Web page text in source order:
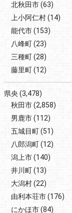
北秋田市(63)
上小阿仁村(14)
能代市(153)
八峰町(23)
三種町(28)
藤里町(12)
県央(3,478)
秋田市(2,858)
男鹿市(112)
五城目町(51)
八郎潟町(12)
潟上市(140)
井川町(13)
大潟村(22)
由利本荘市(176)
にかほ市(84)